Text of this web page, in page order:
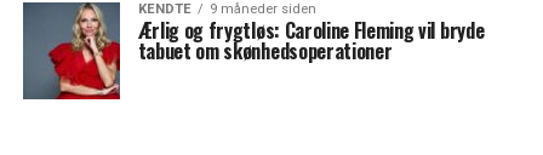
KENDTE 9 måneder siden
Ærlig og frygtløs: Caroline Fleming vil bryde
tabuet om skønhedsoperationer